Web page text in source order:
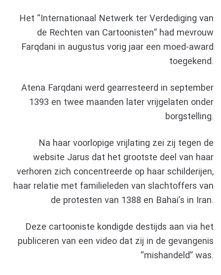
Het “Internationaal Netwerk ter Verdediging van
de Rechten van Cartoonisten” had mevrouw
Farqdani in augustus vorig jaar een moed-award
toegekend.
Atena Farqdani werd gearresteerd in september
1393 en twee maanden later vrijgelaten onder
borgstelling.
Na haar voorlopige vrijlating zei zij tegen de
website Jarus dat het grootste deel van haar
verhoren zich concentreerde op haar schilderijen,
haar relatie met familieleden van slachtoffers van
de protesten van 1388 en Bahai’s in Iran.
Deze cartooniste kondigde destijds aan via het
publiceren van een video dat zij in de gevangenis
“mishandeld” was.